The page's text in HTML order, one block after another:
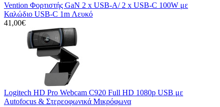
Vention Φορτιστής GaN 2 x USB-A/ 2 x USB-C 100W με
Καλώδιο USB-C 1m Λευκό
41,00€
Logitech HD Pro Webcam C920 Full HD 1080p USB με
Autofocus & Στερεοφωνικά Μικρόφωνα